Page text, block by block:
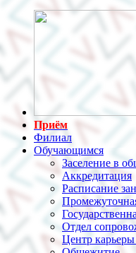
Приём
Филиал
Обучающимся
Заселение в
Аккредитация
Расписание
Отдел
Центр карьеры